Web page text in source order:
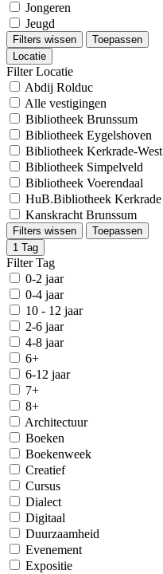
Jongeren
Jeugd
Filters wissen
Toepassen
Locatie
Filter Locatie
Abdij Rolduc
Alle vestigingen
Bibliotheek Brunssum
Bibliotheek Eygelshoven
Bibliotheek Kerkrade-West
Bibliotheek Simpelveld
Bibliotheek Voerendaal
HuB.Bibliotheek Kerkrade
Kanskracht Brunssum
Filters wissen
Toepassen
1 Tag
Filter Tag
0-2 jaar
0-4 jaar
10 - 12 jaar
2-6 jaar
4-8 jaar
6+
6-12 jaar
7+
8+
Architectuur
Boeken
Boekenweek
Creatief
Cursus
Dialect
Digitaal
Duurzaamheid
Evenement
Expositie